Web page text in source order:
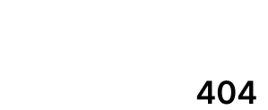
404